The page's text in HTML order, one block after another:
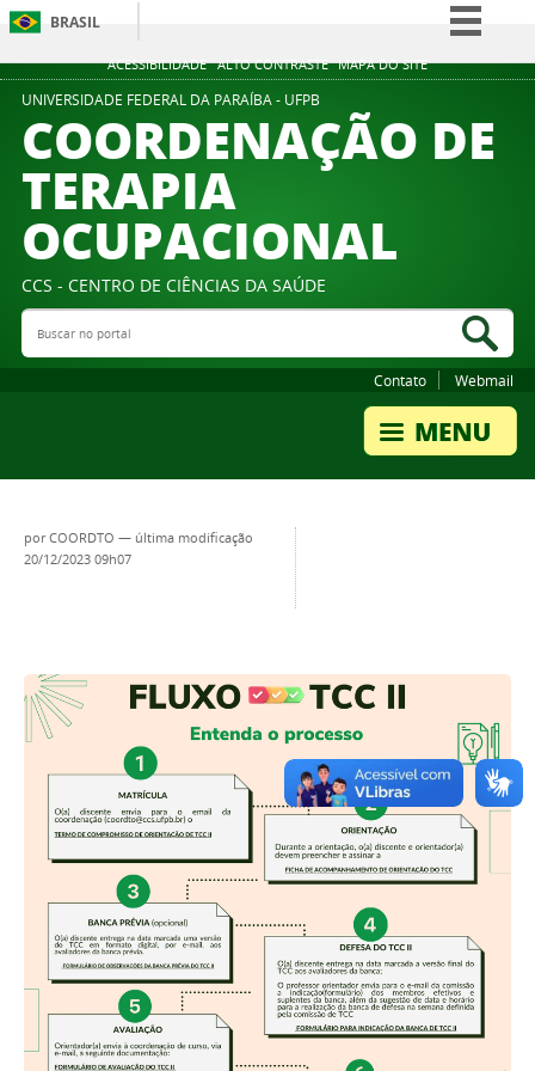
ACESSIBILIDADE ALTO CONTRASTE MAPA DO SITE
BRASIL
Simplifique!
Participe
Acesso à informação
Canais
UNIVERSIDADE FEDERAL DA PARAÍBA - UFPB
COORDENAÇÃO DE
TERAPIA
OCUPACIONAL
CCS - CENTRO DE CIÊNCIAS DA SAÚDE
Buscar no portal
Contato Webmail
porCOORDTO — última modificação
20/12/2023 09h07